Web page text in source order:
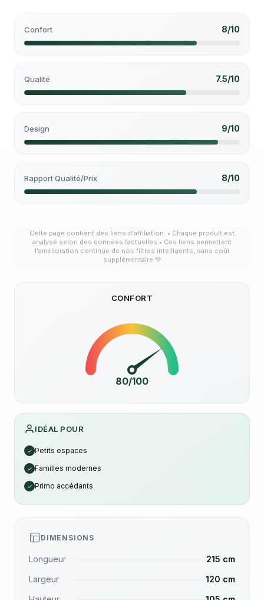
Confort 8/10
Qualité 7.5/10
Design 9/10
Rapport Qualité/Prix 8/10
Cette page contient des liens d'affiliation. • Chaque produit est
analysé selon des données factuelles • Ces liens permettent
l'amélioration continue de nos filtres intelligents, sans coût
supplémentaire 💚
CONFORT
80/100
IDÉAL POUR
✓ Petits espaces
✓ Familles modernes
✓ Primo accédants
DIMENSIONS
Longueur
215 cm
Largeur
120 cm